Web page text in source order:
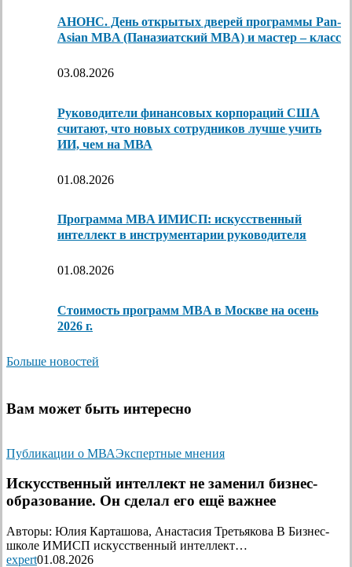
АНОНС. День открытых дверей программы Pan-
Asian MBA (Паназиатский MBA) и мастер – класс
03.08.2026
Руководители финансовых корпораций США
считают, что новых сотрудников лучше учить
ИИ, чем на МВА
01.08.2026
Программа MBA ИМИСП: искусственный
интеллект в инструментарии руководителя
01.08.2026
Стоимость программ MBA в Москве на осень
2026 г.
Больше новостей
Вам может быть интересно
Публикации о МВАЭкспертные мнения
Искусственный интеллект не заменил бизнес-
образование. Он сделал его ещё важнее
Авторы: Юлия Карташова, Анастасия Третьякова В Бизнес-
школе ИМИСП искусственный интеллект…
expert01.08.2026